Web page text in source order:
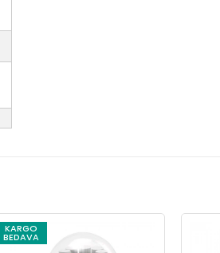
KARGO
BEDAVA